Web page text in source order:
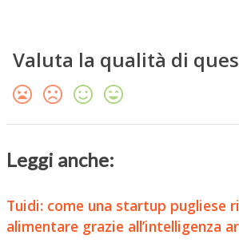
Valuta la qualità di
Leggi anche:
Tuidi: come una startup pugliese
alimentare grazie all’intelligenza